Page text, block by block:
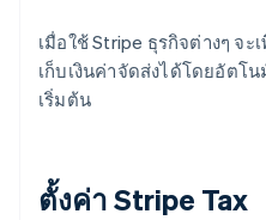
เมื่อใช้ Stripe ธุรกิจต่างๆ จะ
เก็บเงินค่าจัดส่งได้โดยอัตโ
เริ่มต้น
ตั้งค่า Stripe Tax